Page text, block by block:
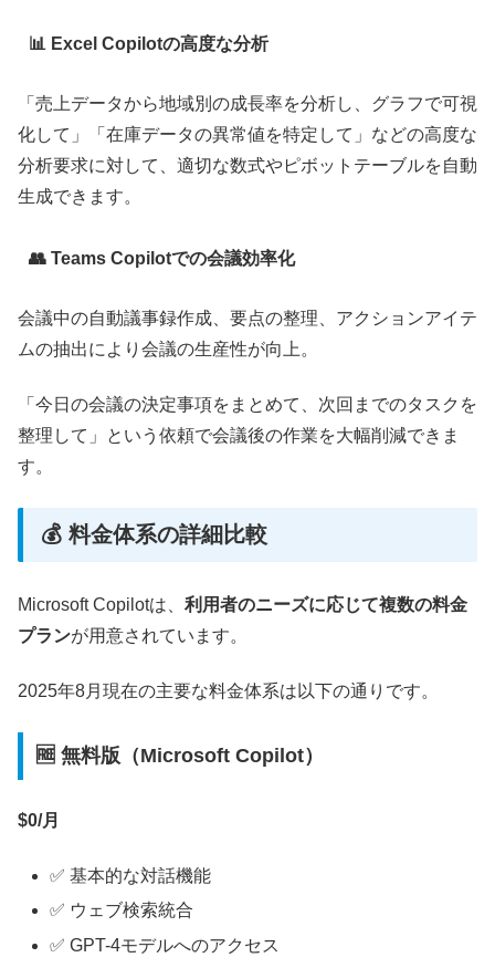
📊 Excel Copilotの高度な分析
「売上データから地域別の成長率を分析し、グラフで可視
化して」「在庫データの異常値を特定して」などの高度な
分析要求に対して、適切な数式やピボットテーブルを自動
生成できます。
👥 Teams Copilotでの会議効率化
会議中の自動議事録作成、要点の整理、アクションアイテ
ムの抽出により会議の生産性が向上。
「今日の会議の決定事項をまとめて、次回までのタスクを
整理して」という依頼で会議後の作業を大幅削減できま
す。
💰 料金体系の詳細比較
Microsoft Copilotは、 利用者のニーズに応じて複数の料金
プランが用意されています。
2025年8月現在の主要な料金体系は以下の通りです。
🆓 無料版（Microsoft Copilot）
$0/月
✅ 基本的な対話機能
✅ ウェブ検索統合
✅ GPT-4モデルへのアクセス